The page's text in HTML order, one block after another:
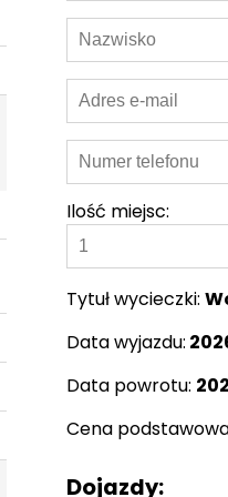
Ilość miejsc:
Tytuł wycieczki:
Data wyjazdu:
Data powrotu:
Cena
Dojazdy: